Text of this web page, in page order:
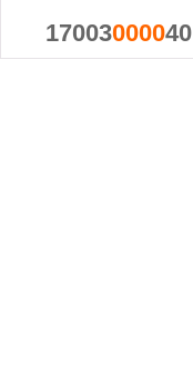
17003000040